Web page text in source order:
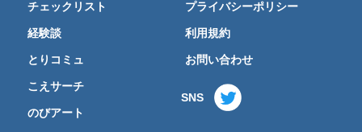
チェックリスト
経験談
とりコミュ
こえサーチ
のびアート
プライバシーポリシー
利用規約
お問い合わせ
SNS